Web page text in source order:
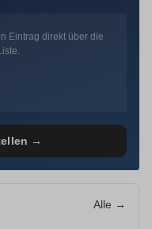
Eintrag direkt über die
→
Alle →